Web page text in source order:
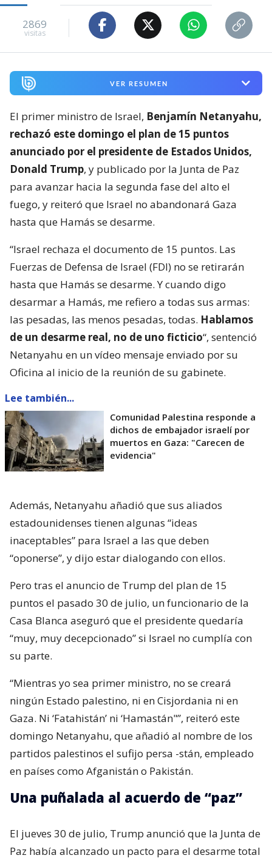
2869
visitas
VER RESUMEN
El primer ministro de Israel, Benjamín Netanyahu,
rechazó este domingo el plan de 15 puntos
anunciado por el presidente de Estados Unidos,
Donald Trump, y publicado por la Junta de Paz
para avanzar hacia la segunda fase del alto el
fuego, y reiteró que Israel no abandonará Gaza
hasta que Hamás se desarme.
“Israel rechaza el documento de 15 puntos. Las
Fuerzas de Defensa de Israel (FDI) no se retirarán
hasta que Hamás se desarme. Y cuando digo
desarmar a Hamás, me refiero a todas sus armas:
las pesadas, las menos pesadas, todas. Hablamos
de un desarme real, no de uno ficticio“, sentenció
Netanyahu en un vídeo mensaje enviado por su
Oficina al inicio de la reunión de su gabinete.
Lee también...
Comunidad Palestina responde a
dichos de embajador israelí por
muertos en Gaza: "Carecen de
evidencia"
Además, Netanyahu añadió que sus aliados
estadounidenses tienen algunas “ideas
inaceptables” para Israel a las que deben
“oponerse”, y dijo estar dialogando con ellos.
Pero tras el anuncio de Trump del plan de 15
puntos el pasado 30 de julio, un funcionario de la
Casa Blanca aseguró que el presidente quedaría
“muy, muy decepcionado” si Israel no cumplía con
su parte.
“Mientras yo sea primer ministro, no se creará
ningún Estado palestino, ni en Cisjordania ni en
Gaza. Ni ‘Fatahistán’ ni ‘Hamastán"”, reiteró este
domingo Netanyahu, que añadió al nombre de los
partidos palestinos el sufijo persa -stán, empleado
en países como Afganistán o Pakistán.
Una puñalada al acuerdo de “paz”
El jueves 30 de julio, Trump anunció que la Junta de
Paz había alcanzado un pacto para el desarme total